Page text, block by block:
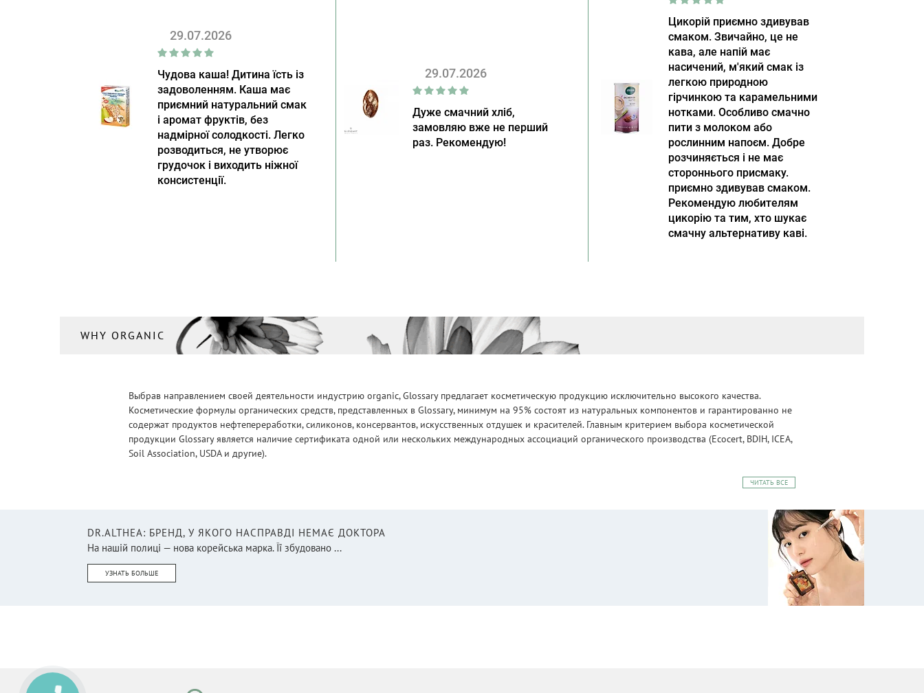
29.07.2026
Чудова каша! Дитина їсть із
задоволенням. Каша має
приємний натуральний смак
і аромат фруктів, без
надмірної солодкості. Легко
розводиться, не утворює
грудочок і виходить ніжної
консистенції.
29.07.2026
Дуже смачний хліб,
замовляю вже не перший
раз. Рекомендую!
Цикорій приємно здивував
смаком. Звичайно, це не
кава, але напій має
насичений, м'який смак із
легкою природною
гірчинкою та карамельними
нотками. Особливо смачно
пити з молоком або
рослинним напоєм. Добре
розчиняється і не має
стороннього присмаку.
приємно здивував смаком.
Рекомендую любителям
цикорію та тим, хто шукає
смачну альтернативу каві.
WHY ORGANIC
Выбрав направлением своей деятельности индустрию organic, Glossary предлагает косметическую продукцию исключительно высокого качества.
Косметические формулы органических средств, представленных в Glossary, минимум на 95% состоят из натуральных компонентов и гарантированно не
содержат продуктов нефтепереработки, силиконов, консервантов, искусственных отдушек и красителей. Главным критерием выбора косметической
продукции Glossary является наличие сертификата одной или нескольких международных ассоциаций органического производства (Ecocert, BDIH, ICEA,
Soil Association, USDA и другие).
ЧИТАТЬ ВСЕ
DR.ALTHEA: БРЕНД, У ЯКОГО НАСПРАВДІ НЕМАЄ ДОКТОРА
На нашій полиці — нова корейська марка. Її збудовано ...
УЗНАТЬ БОЛЬШЕ